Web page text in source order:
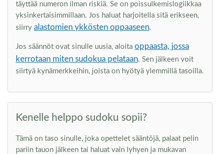
täyttää numeron ilman riskiä. Se on poissulkemislogiikkaa
yksinkertaisimmillaan. Jos haluat harjoitella sitä erikseen,
siirry alastomien ykkösten oppaaseen.
Jos säännöt ovat sinulle uusia, aloita oppaasta, jossa
kerrotaan miten sudokua pelataan. Sen jälkeen voit
siirtyä kynämerkkeihin, joista on hyötyä ylemmillä tasoilla.
Kenelle helppo sudoku sopii?
Tämä on taso sinulle, joka opettelet sääntöjä, palaat pelin
pariin tauon jälkeen tai haluat vain lyhyen ja mukavan